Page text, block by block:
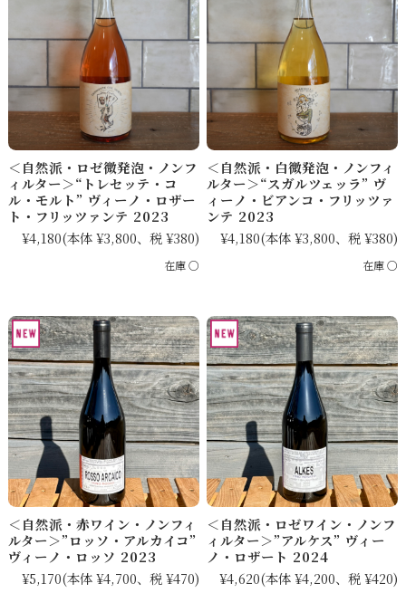
＜自然派・ロゼ微発泡・ノンフ
ィルター＞“トレセッテ・コ
ル・モルト” ヴィーノ・ロザー
ト・フリッツァンテ 2023
¥4,180(本体 ¥3,800、税 ¥380)
在庫 ○
＜自然派・白微発泡・ノンフィ
ルター＞“スガルツェッラ” ヴ
ィーノ・ビアンコ・フリッツァ
ンテ 2023
¥4,180(本体 ¥3,800、税 ¥380)
在庫 ○
＜自然派・赤ワイン・ノンフィ
ルター＞”ロッソ・アルカイコ”
ヴィーノ・ロッソ 2023
¥5,170(本体 ¥4,700、税 ¥470)
＜自然派・ロゼワイン・ノンフ
ィルター＞”アルケス” ヴィー
ノ・ロザート 2024
¥4,620(本体 ¥4,200、税 ¥420)